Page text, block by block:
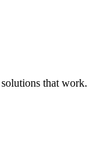
that work.